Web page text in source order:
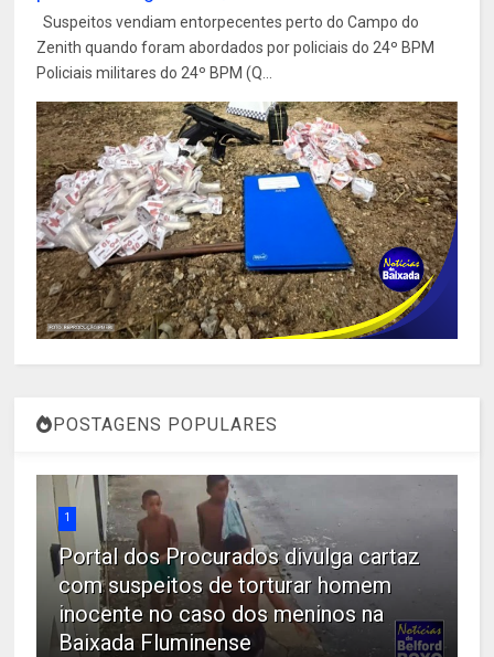
Suspeitos vendiam entorpecentes perto do Campo do
Zenith quando foram abordados por policiais do 24º BPM
Policiais militares do 24º BPM (Q...
POSTAGENS POPULARES
1
Portal dos Procurados divulga cartaz
com suspeitos de torturar homem
inocente no caso dos meninos na
Baixada Fluminense